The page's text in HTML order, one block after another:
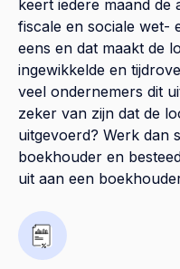
keert iedere maand de
fiscale en sociale wet-
eens en dat maakt de
ingewikkelde en
veel ondernemers dit
zeker van zijn dat de
uitgevoerd? Werk dan
boekhouder en
uit aan een